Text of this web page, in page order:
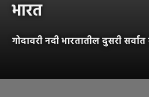
भारत
गोदावरी नदी भारतातील दुसरी